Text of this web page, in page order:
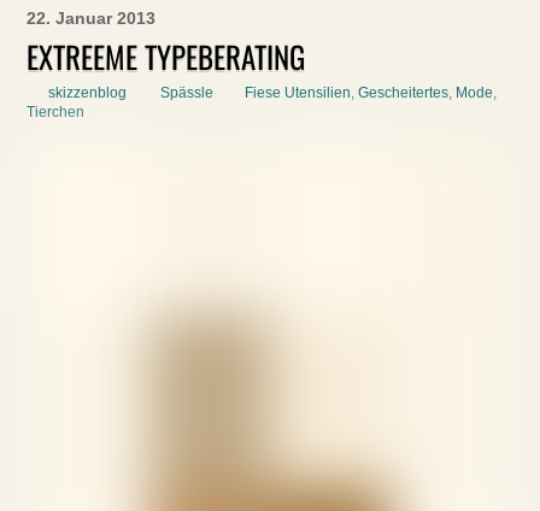
22. Januar 2013
EXTREEME TYPEBERATING
skizzenblog Spässle Fiese Utensilien,Gescheitertes, Mode,
Tierchen